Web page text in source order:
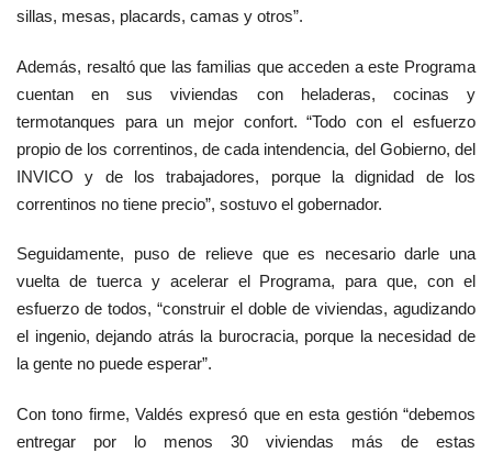
sillas, mesas, placards, camas y otros”.
Además, resaltó que las familias que acceden a este Programa
cuentan en sus viviendas con heladeras, cocinas y
termotanques para un mejor confort. “Todo con el esfuerzo
propio de los correntinos, de cada intendencia, del Gobierno, del
INVICO y de los trabajadores, porque la dignidad de los
correntinos no tiene precio”, sostuvo el gobernador.
Seguidamente, puso de relieve que es necesario darle una
vuelta de tuerca y acelerar el Programa, para que, con el
esfuerzo de todos, “construir el doble de viviendas, agudizando
el ingenio, dejando atrás la burocracia, porque la necesidad de
la gente no puede esperar”.
Con tono firme, Valdés expresó que en esta gestión “debemos
entregar por lo menos 30 viviendas más de estas